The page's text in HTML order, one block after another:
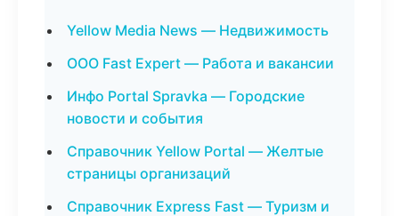
Yellow Media News — Недвижимость
ООО Fast Expert — Работа и вакансии
Инфо Portal Spravka — Городские
новости и события
Справочник Yellow Portal — Желтые
страницы организаций
Справочник Express Fast — Туризм и